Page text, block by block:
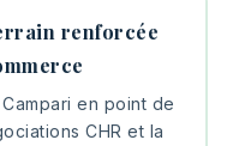
renforcée
en point de
CHR et la